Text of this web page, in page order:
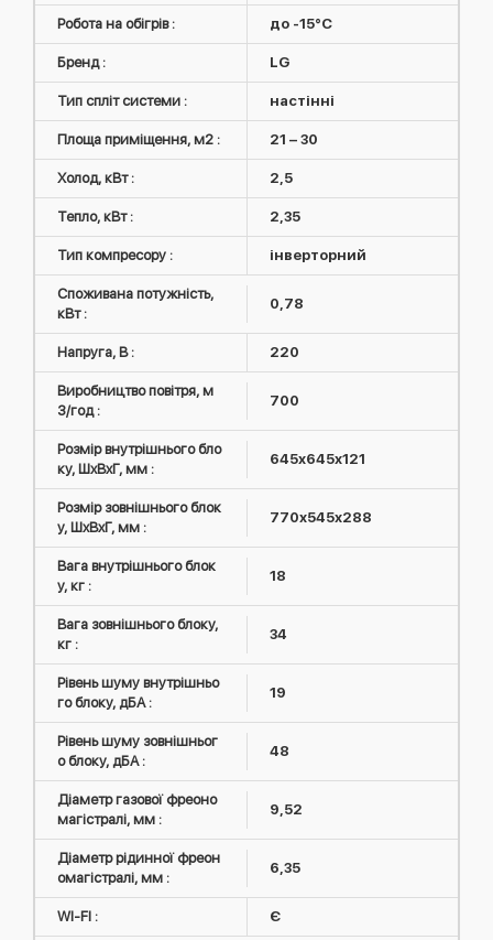
Робота на обігрів : до -15°C
Бренд : LG
Тип спліт системи : настінні
Площа приміщення, м2 : 21 – 30
Холод, кВт : 2,5
Тепло, кВт : 2,35
Тип компресору : інверторний
Споживана потужність,
кВт :
0,78
Напруга, В : 220
Виробництво повітря, м
3/год :
700
Розмір внутрішнього бло
ку, ШxВxГ, мм :
645х645х121
Розмір зовнішнього блок
у, ШxВxГ, мм :
770х545х288
Вага внутрішнього блок
у, кг :
18
Вага зовнішнього блоку,
кг :
34
Рівень шуму внутрішньо
го блоку, дБА :
19
Рівень шуму зовнішньог
о блоку, дБА :
48
Діаметр газової фреоно
магістралі, мм :
9,52
Діаметр рідинної фреон
омагістралі, мм :
6,35
WI-FI : Є